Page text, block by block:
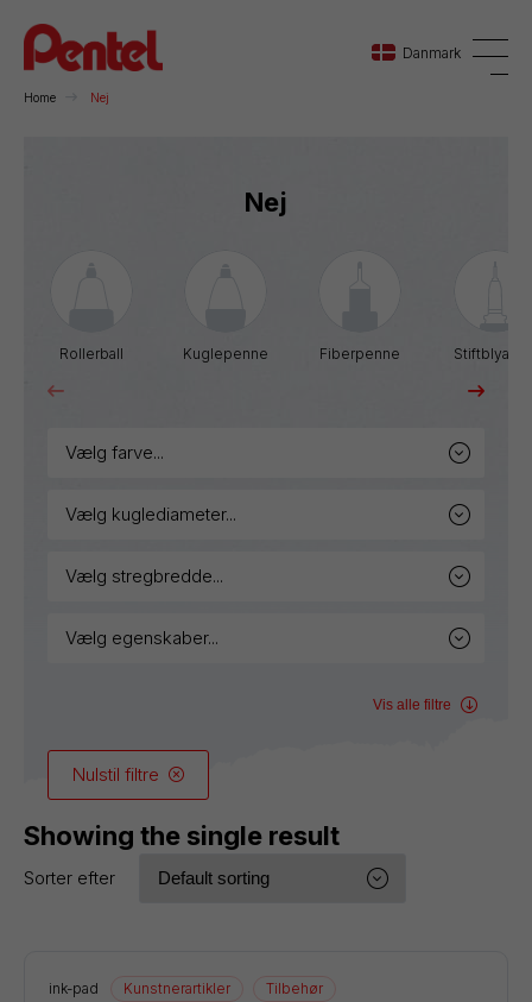
Danmark
Home Nej
Nej
Rollerball Kuglepenne Fiberpenne
vælg farve...
vælg kuglediameter...
vælg stregbredde...
vælg egenskaber...
Vis alle filtre
Nulstil filtre
Showing the single result
Sorter efter
ink-pad Kunstnerartikler Tilbehør